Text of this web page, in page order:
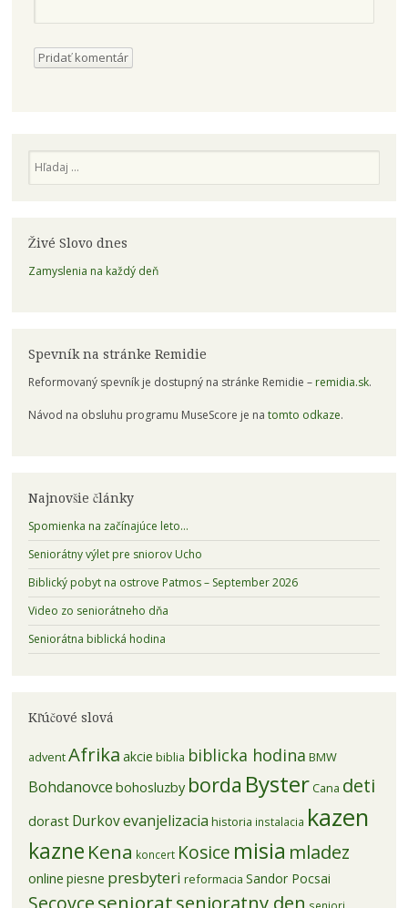
Živé Slovo dnes
Zamyslenia na každý deň
Spevník na stránke Remidie
Reformovaný spevník je dostupný na stránke Remidie – remidia.sk.
Návod na obsluhu programu MuseScore je na tomto odkaze.
Najnovšie články
Spomienka na začínajúce leto…
Seniorátny výlet pre sniorov Ucho
Biblický pobyt na ostrove Patmos – September 2026
Video zo seniorátneho dňa
Seniorátna biblická hodina
Kľúčové slová
adventAfrika akcie biblia biblicka hodina BMW
Bohdanovce bohosluzby borda Byster Cana deti
dorast Durkovevanjelizacia historia instalacia kazen
kazne Kena koncert Kosice misia mladez
online piesne presbyteri reformacia Sandor Pocsai
senioratsenioratny den